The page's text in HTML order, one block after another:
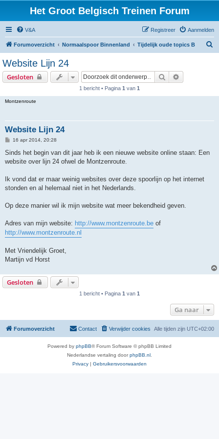
Het Groot Belgisch Treinen Forum
V&A Aanmelden
Registreer
Forumoverzicht Normaalspoor Binnenland Tijdelijk oude topics B
Website Lijn 24
Gesloten Zoek
1 bericht • Pagina 1 van 1
Montzenroute
Website Lijn 24
B
r
c
16 apr 2014, 20:28
Sinds het begin van dit jaar heb ik een nieuwe website online staan: Een
website over lijn 24 ofwel de Montzenroute.
Ik vond dat er maar weinig websites over deze spoorlijn op het internet
stonden en al helemaal niet in het Nederlands.
Op deze manier wil ik mijn website wat meer bekendheid geven.
Adres van mijn website: http://www.montzenroute.be of
http://www.montzenroute.nl
Met Vriendelijk Groet,
Martijn vd Horst
Gesloten
1 bericht • Pagina 1 van 1
Ga naar
Forumoverzicht Alle tijden zijn UTC+02:00
Verwijder cookies
Contact
Powered by phpBB® Forum Software © phpBB Limited
Nederlandse vertaling doorphpBB.nl
Privacy | Gebruikersvoorwaarden